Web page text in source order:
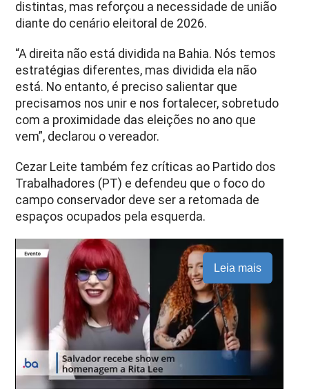
distintas, mas reforçou a necessidade de união
diante do cenário eleitoral de 2026.
“A direita não está dividida na Bahia. Nós temos
estratégias diferentes, mas dividida ela não
está. No entanto, é preciso salientar que
precisamos nos unir e nos fortalecer, sobretudo
com a proximidade das eleições no ano que
vem”, declarou o vereador.
Cezar Leite também fez críticas ao Partido dos
Trabalhadores (PT) e defendeu que o foco do
campo conservador deve ser a retomada de
espaços ocupados pela esquerda.
Leia mais